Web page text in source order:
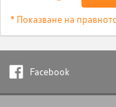
* Показване на
Facebook